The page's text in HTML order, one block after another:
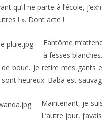
qu’il ne parte à l’école,
! ». Dont acte !
Fantôme
à fesses
boue. Je retire mes gants
heureux. Baba est
Maintenant, je
L’autre jour,